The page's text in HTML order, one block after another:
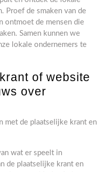
Proef de smaken van de
ontmoet de mensen die
Samen kunnen we
lokale ondernemers te
of website
over
met de plaatselijke krant en
wat er speelt in
de plaatselijke krant en